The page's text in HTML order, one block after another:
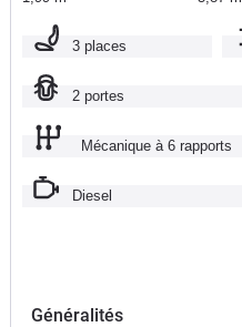
3 places
2 portes
Mécanique à 6 rapports
Diesel
Généralités